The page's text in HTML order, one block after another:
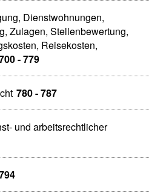
Dienstwohnungen,
Zulagen, Stellenbewertung,
Reisekosten,
- 779
780 - 787
und arbeitsrechtlicher